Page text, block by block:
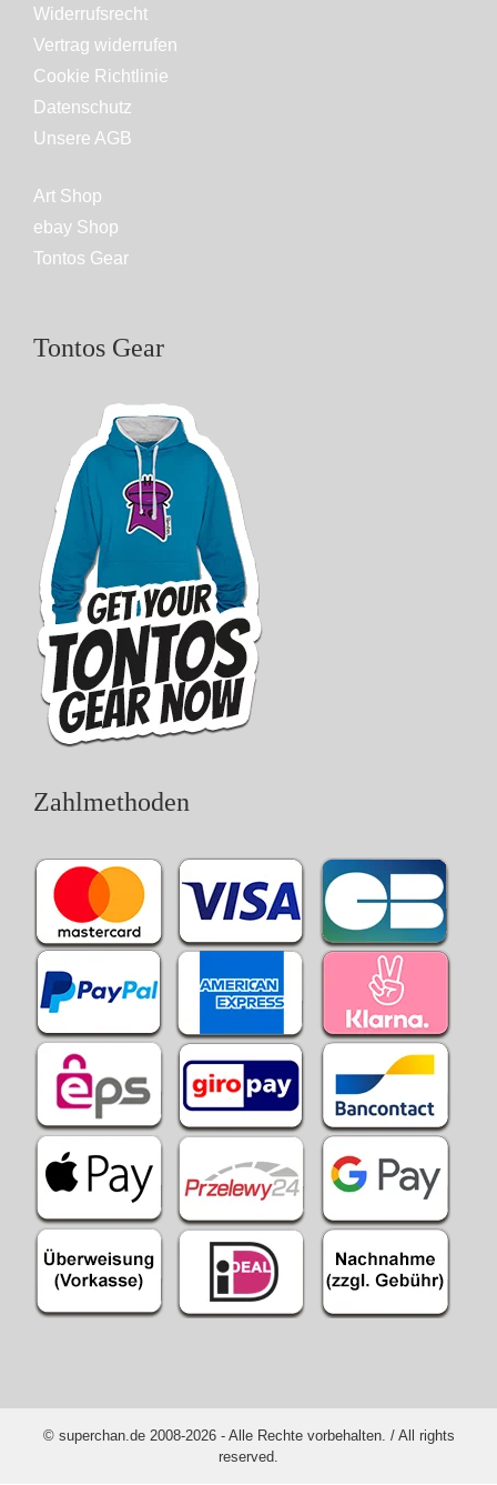
Widerrufsrecht
Vertrag widerrufen
Cookie Richtlinie
Datenschutz
Unsere AGB
Art Shop
ebay Shop
Tontos Gear
Tontos Gear
Zahlmethoden
© superchan.de 2008-2026 - Alle Rechte vorbehalten. / All rights
reserved.